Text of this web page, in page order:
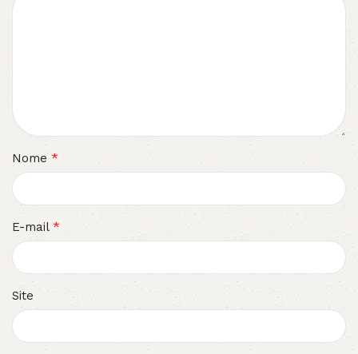
Nome *
E-mail *
Site